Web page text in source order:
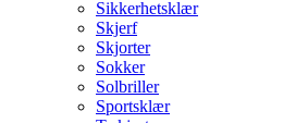
Sikkerhetsklær
Skjerf
Skjorter
Sokker
Solbriller
Sportsklær